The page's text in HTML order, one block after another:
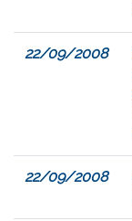
22/09/2008
22/09/2008